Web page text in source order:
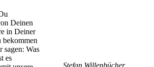
Deinen
in Deiner
bekommen
sagen: Was
es
Stefan Willenbücher